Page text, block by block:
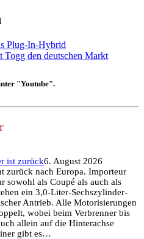
Plug-In-Hybrid
Togg den deutschen Markt
"Youtube".
ist zurück6. August 2026
zurück nach Europa. Importeur
sowohl als Coupé als auch als
ein 3,0-Liter-Sechszylinder-
Antrieb. Alle Motorisierungen
wobei beim Verbrenner bis
allein auf die Hinterachse
gibt es…